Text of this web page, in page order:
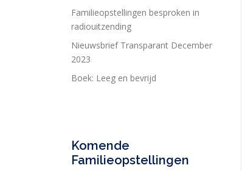
Familieopstellingen besproken in
radiouitzending
Nieuwsbrief Transparant December
2023
Boek: Leeg en bevrijd
Komende
Familieopstellingen